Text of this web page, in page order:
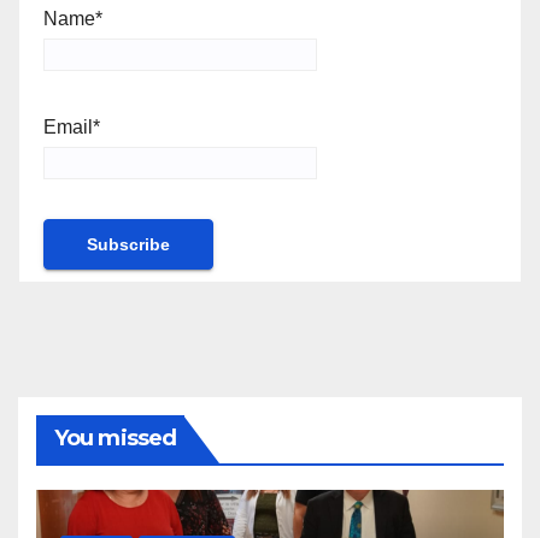
Name*
Email*
You missed